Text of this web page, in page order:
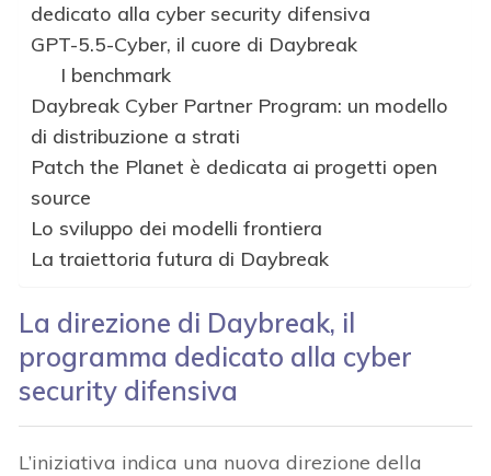
dedicato alla cyber security difensiva
GPT-5.5-Cyber, il cuore di Daybreak
I benchmark
Daybreak Cyber Partner Program: un modello
di distribuzione a strati
Patch the Planet è dedicata ai progetti open
source
Lo sviluppo dei modelli frontiera
La traiettoria futura di Daybreak
La direzione di Daybreak, il
programma dedicato alla cyber
security difensiva
L’iniziativa indica una nuova direzione della